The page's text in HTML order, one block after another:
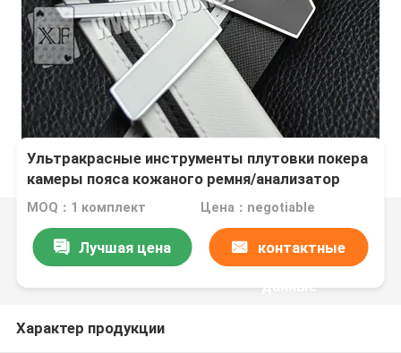
Ультракрасные инструменты плутовки покера
камеры пояса кожаного ремня/анализатор
покера
MOQ：1 комплект Цена：negotiable
Лучшая цена контактные
данные
Характер продукции